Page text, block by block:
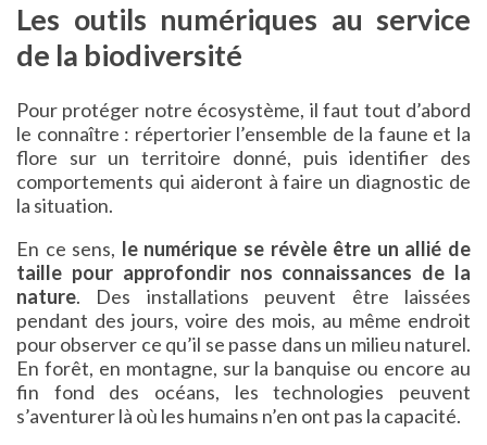
Les outils numériques au service
de la biodiversité
Pour protéger notre écosystème, il faut tout d’abord
le connaître : répertorier l’ensemble de la faune et la
flore sur un territoire donné, puis identifier des
comportements qui aideront à faire un diagnostic de
la situation.
En ce sens, le numérique se révèle être un allié de
taille pour approfondir nos connaissances de la
nature. Des installations peuvent être laissées
pendant des jours, voire des mois, au même endroit
pour observer ce qu’il se passe dans un milieu naturel.
En forêt, en montagne, sur la banquise ou encore au
fin fond des océans, les technologies peuvent
s’aventurer là où les humains n’en ont pas la capacité.